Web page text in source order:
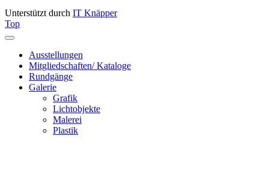
Unterstützt durch IT Knäpper
Top
Ausstellungen
Mitgliedschaften/ Kataloge
Rundgänge
Galerie
Grafik
Lichtobjekte
Malerei
Plastik